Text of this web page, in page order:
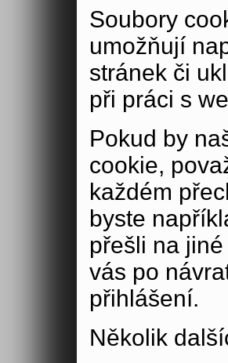
Soubory
umožňují
stránek či
při práci s
Pokud by
cookie,
každém
byste
přešli na
vás po
přihlášení.
Několik